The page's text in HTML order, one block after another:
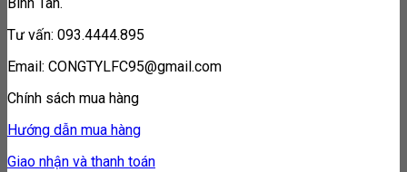
Tư vấn: 093.4444.895
Email: CONGTYLFC95@gmail.com
Chính sách mua hàng
Hướng dẫn mua hàng
Giao nhận và thanh toán